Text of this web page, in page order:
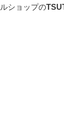
ショップの